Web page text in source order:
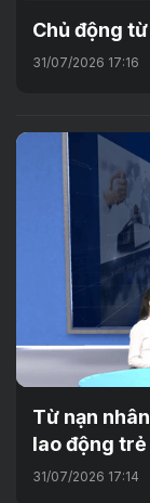
Chủ động
31/07/2026 17:16
Từ nạn
lao động trẻ
31/07/2026 17:14